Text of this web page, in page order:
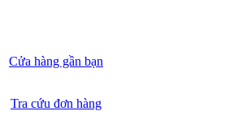
Cửa hàng gần bạn
Tra cứu đơn hàng